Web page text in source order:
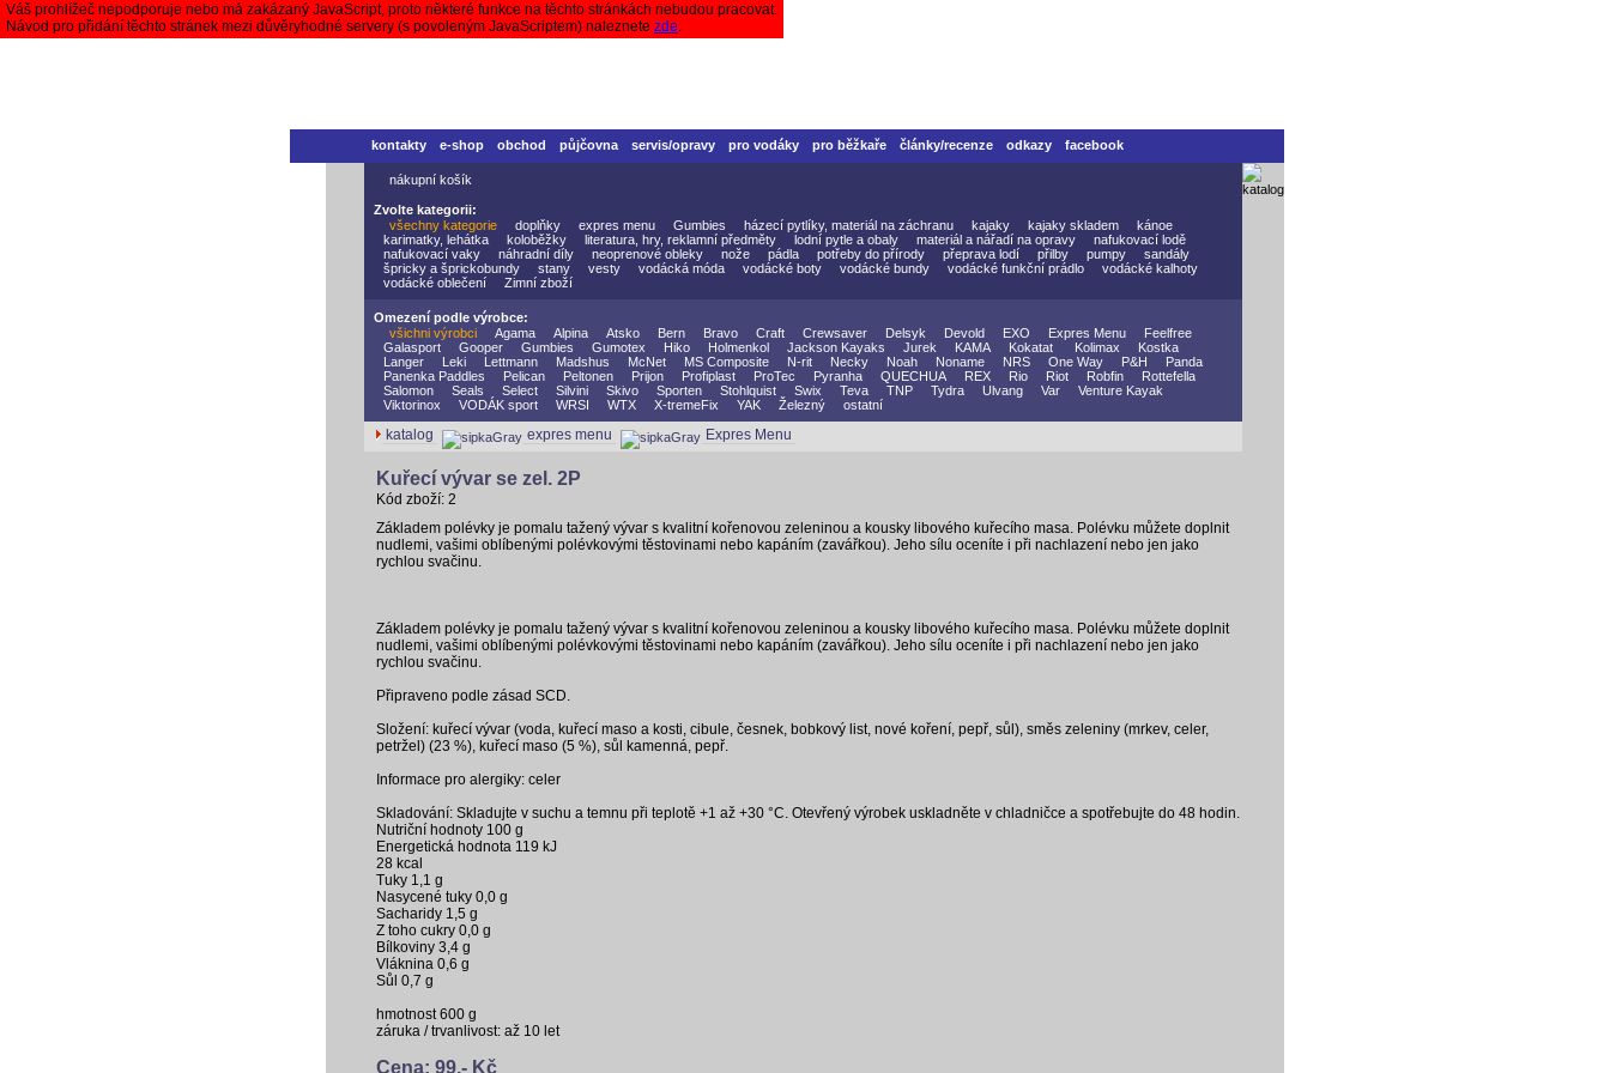
Váš prohlížeč nepodporuje nebo má zakázaný JavaScript, proto některé funkce na těchto stránkách nebudou pracovat.
Návod pro přidání těchto stránek mezi důvěryhodné servery (s povoleným JavaScriptem) naleznete zde.
kontakty e-shop obchod půjčovna servis/opravy pro vodáky pro běžkaře články/recenze odkazy facebook
nákupní košík
Zvolte kategorii:
všechny kategorie
doplňky expres menu Gumbies házecí pytlíky, materiál na záchranu kajaky kajaky skladem
kánoe
karimatky, lehátka
koloběžky literatura, hry, reklamní předměty lodní pytle a obaly materiál a nářadí na opravy
nafukovací lodě
nafukovací vaky
náhradní díly neoprenové obleky nože pádla potřeby do přírody přeprava lodí přilby pumpy
sandály
špricky a šprickobundy
stany vesty vodácká móda vodácké boty vodácké bundy vodácké funkční prádlo
vodácké kalhoty
vodácké oblečení
Zimní zboží
Omezení podle výrobce:
všichni výrobci
Agama Alpina Atsko Bern Bravo Craft Crewsaver Delsyk Devold EXO Expres Menu
Feelfree
Galasport
Gooper Gumbies Gumotex Hiko Holmenkol Jackson Kayaks Jurek KAMA Kokatat Kolimax
Kostka
Langer
Leki Lettmann Madshus McNet MS Composite N-rit Necky Noah Noname NRS One Way P&H
Panda
Panenka Paddles
Pelican Peltonen Prijon Profiplast ProTec Pyranha QUECHUA REX Rio Riot Robfin
Rottefella
Salomon
Seals Select Silvini Skivo Sporten Stohlquist Swix Teva TNP Tydra Ulvang Var
Venture Kayak
Viktorinox
VODÁK sport WRSI WTX X-tremeFix YAK Železný ostatní
katalog expres menu Expres Menu
Kuřecí vývar se zel. 2P
Kód zboží: 2
Základem polévky je pomalu tažený vývar s kvalitní kořenovou zeleninou a kousky libového kuřecího masa. Polévku můžete doplnit
nudlemi, vašimi oblíbenými polévkovými těstovinami nebo kapáním (zavářkou). Jeho sílu oceníte i při nachlazení nebo jen jako
rychlou svačinu.
Základem polévky je pomalu tažený vývar s kvalitní kořenovou zeleninou a kousky libového kuřecího masa. Polévku můžete doplnit
nudlemi, vašimi oblíbenými polévkovými těstovinami nebo kapáním (zavářkou). Jeho sílu oceníte i při nachlazení nebo jen jako
rychlou svačinu.
Připraveno podle zásad SCD.
Složení: kuřecí vývar (voda, kuřecí maso a kosti, cibule, česnek, bobkový list, nové koření, pepř, sůl), směs zeleniny (mrkev, celer,
petržel) (23 %), kuřecí maso (5 %), sůl kamenná, pepř.
Informace pro alergiky: celer
Skladování: Skladujte v suchu a temnu při teplotě +1 až +30 °C. Otevřený výrobek uskladněte v chladničce a spotřebujte do 48 hodin.
Nutriční hodnoty 100 g
Energetická hodnota 119 kJ
28 kcal
Tuky 1,1 g
Nasycené tuky 0,0 g
Sacharidy 1,5 g
Z toho cukry 0,0 g
Bílkoviny 3,4 g
Vláknina 0,6 g
Sůl 0,7 g
hmotnost 600 g
záruka / trvanlivost: až 10 let
Cena: 99,- Kč